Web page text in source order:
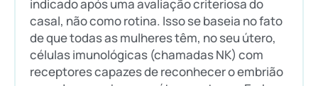
indicado após uma avaliação criteriosa do
casal, não como rotina. Isso se baseia no fato
de que todas as mulheres têm, no seu útero,
células imunológicas (chamadas NK) com
receptores capazes de reconhecer o embrião